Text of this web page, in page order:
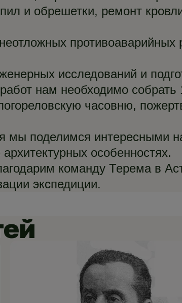
и обрешетки, ремонт
противоаварийных
исследований и
нам необходимо собрать
часовню,
мы поделимся интересными
особенностях.
команду Терема в
экспедиции.